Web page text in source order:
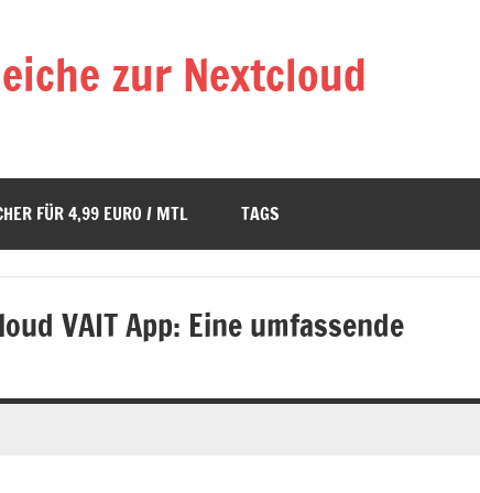
zur Nextcloud
FÜR 4,99 EURO / MTL TAGS
VAIT App: Eine umfassende